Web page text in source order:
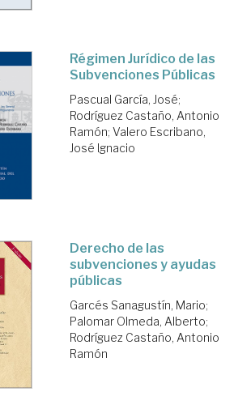
Régimen Jurídico de las
Subvenciones Públicas
Pascual García, José;
Rodríguez Castaño, Antonio
Ramón; Valero Escribano,
José Ignacio
Derecho de las
subvenciones y ayudas
públicas
Garcés Sanagustín, Mario;
Palomar Olmeda, Alberto;
Rodríguez Castaño, Antonio
Ramón